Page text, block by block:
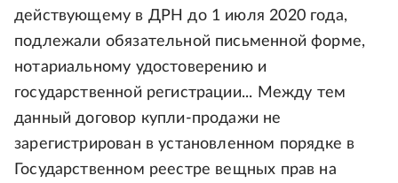
действующему в ДРН до 1 июля 2020 года,
подлежали обязательной письменной форме,
нотариальному удостоверению и
государственной регистрации... Между тем
данный договор купли-продажи не
зарегистрирован в установленном порядке в
Государственном реестре вещных прав на